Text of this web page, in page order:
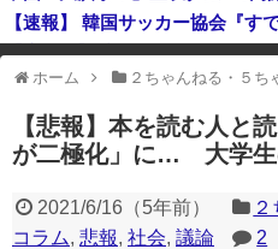
一部のコンテンツが表示されなくなっ
たりする場合があります。
ホーム ２ちゃんねる・５ち
【悲報】本を読む人と
が二極化」に… 大学生
2021/6/16（5年前）
コラム, 悲報, 社会, 議論 2